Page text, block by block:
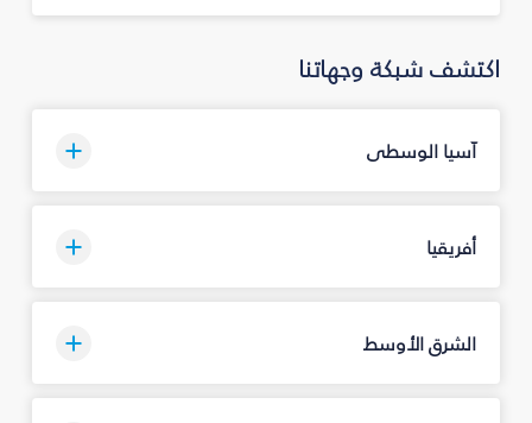
اكتشف شبكة وجهاتنا
آسيا الوسطى
أفريقيا
الشرق الأوسط